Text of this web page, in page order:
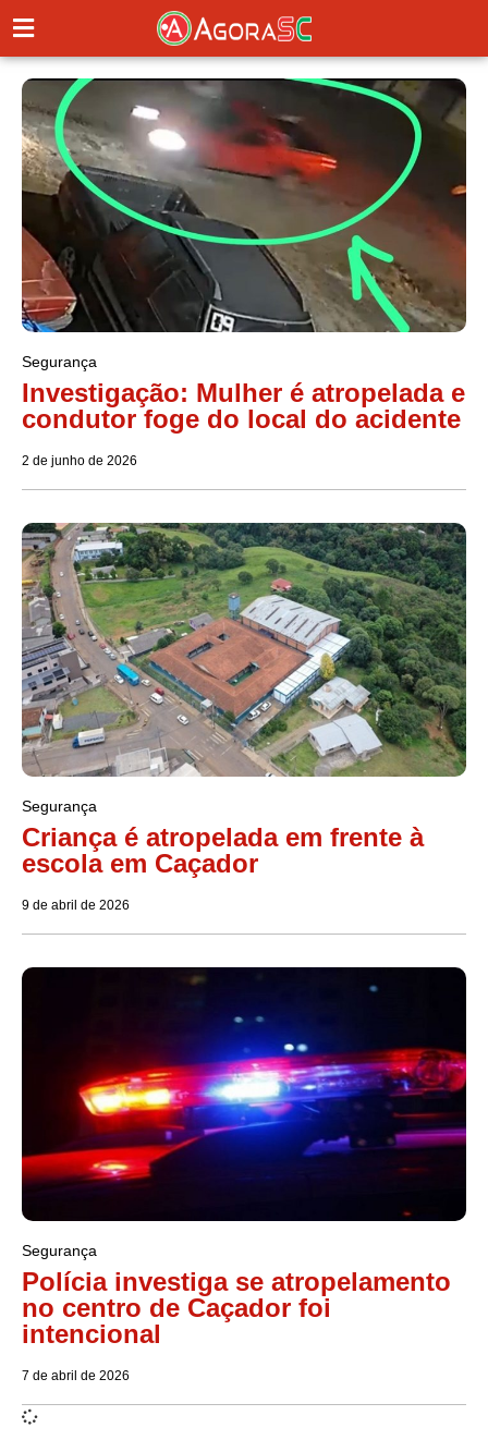
Segurança
Investigação: Mulher é atropelada e
condutor foge do local do acidente
2 de junho de 2026
Segurança
Criança é atropelada em frente à
escola em Caçador
9 de abril de 2026
Segurança
Polícia investiga se atropelamento
no centro de Caçador foi
intencional
7 de abril de 2026